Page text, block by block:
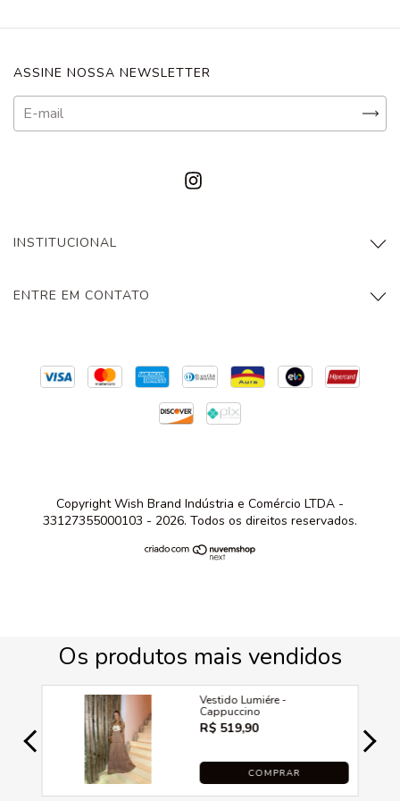
ASSINE NOSSA NEWSLETTER
INSTITUCIONAL
ENTRE EM CONTATO
Copyright Wish Brand Indústria e Comércio LTDA -
33127355000103 - 2026. Todos os direitos reservados.